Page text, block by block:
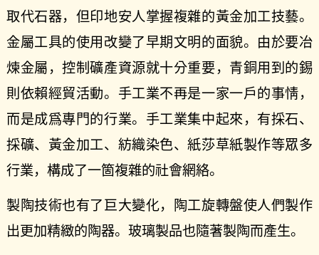
取代石器，但印地安人掌握複雜的黃金加工技藝。
金屬工具的使用改變了早期文明的面貌。由於要冶
煉金屬，控制礦產資源就十分重要，青銅用到的錫
則依賴經貿活動。手工業不再是一家一戶的事情，
而是成爲專門的行業。手工業集中起來，有採石、
採礦、黃金加工、紡織染色、紙莎草紙製作等眾多
行業，構成了一箇複雜的社會網絡。
製陶技術也有了巨大變化，陶工旋轉盤使人們製作
出更加精緻的陶器。玻璃製品也隨著製陶而產生。